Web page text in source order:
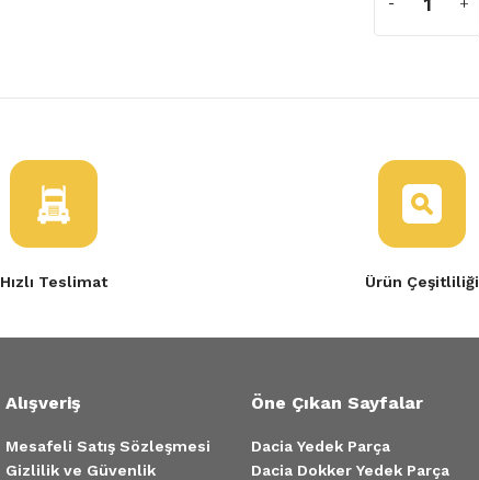
Hızlı Teslimat Ürün Çeşitliliği
Alışveriş
Mesafeli Satış Sözleşmesi
Gizlilik ve Güvenlik
Öne Çıkan Sayfalar
Dacia Yedek Parça
Dacia Dokker Yedek Parça